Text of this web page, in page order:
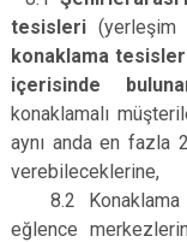
tesisleri (yerleşim
konaklama
içerisinde
konaklamalı
aynı anda en fazla
verebileceklerine,
8.2 Konaklama
eğlence